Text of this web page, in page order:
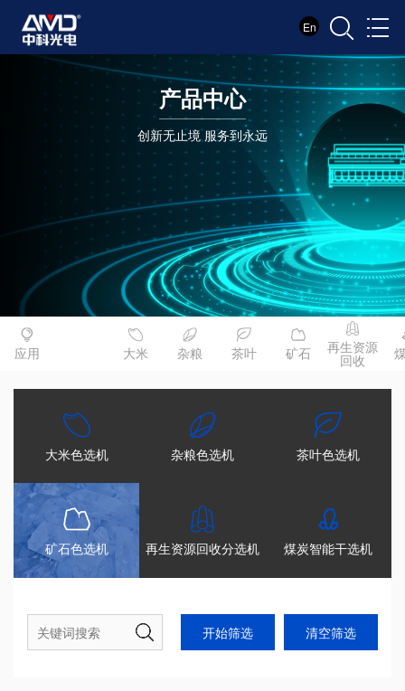
En
产品中心
创新无止境 服务到永远
应用 大米 杂粮 茶叶 矿石 再生资源
回收
大米色选机 杂粮色选机 茶叶色选机
矿石色选机 再生资源回收分选机 煤炭智能干选机